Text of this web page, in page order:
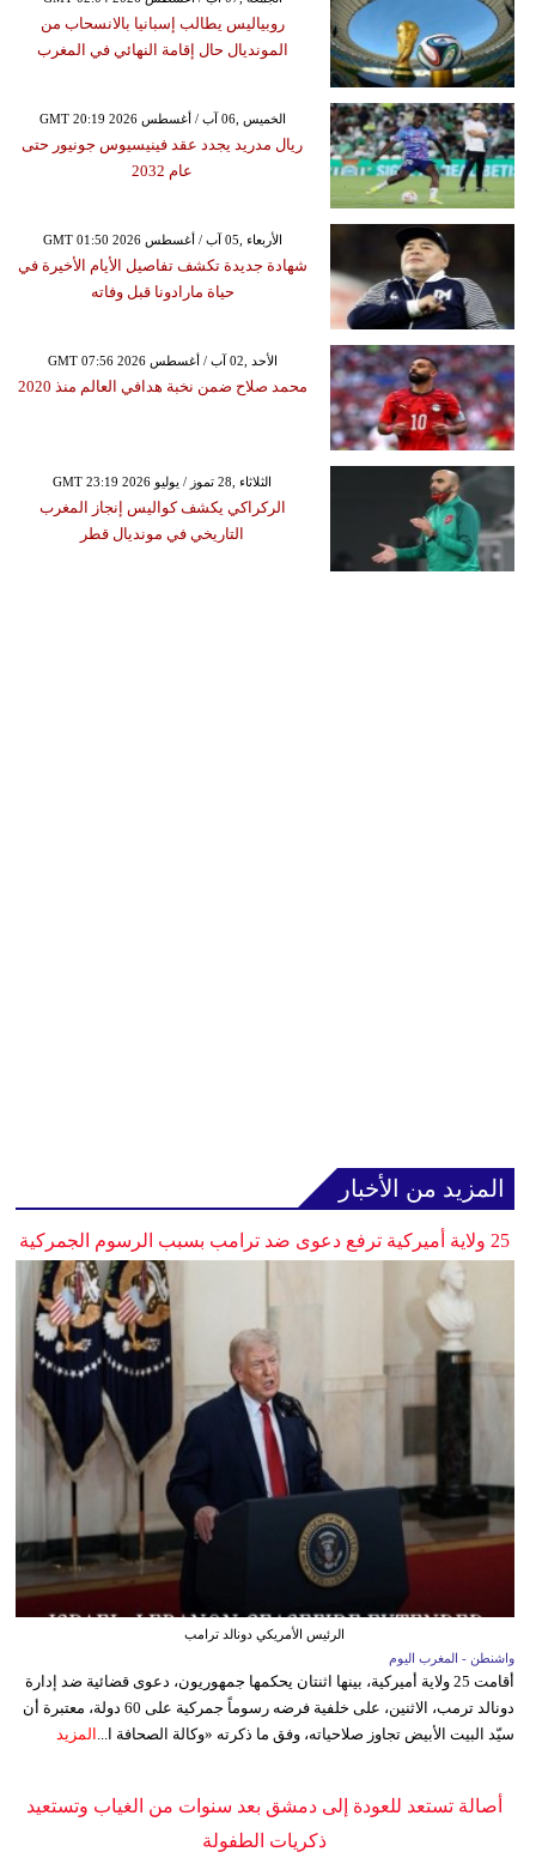
روبياليس يطالب إسبانيا بالانسحاب من
المونديال حال إقامة النهائي في المغرب
GMT 20:19 2026 الخميس ,06 آب / أغسطس
ريال مدريد يجدد عقد فينيسيوس جونيور حتى
عام 2032
GMT 01:50 2026 الأربعاء ,05 آب / أغسطس
شهادة جديدة تكشف تفاصيل الأيام الأخيرة في
حياة مارادونا قبل وفاته
GMT 07:56 2026 الأحد ,02 آب / أغسطس
محمد صلاح ضمن نخبة هدافي العالم منذ 2020
GMT 23:19 2026 الثلاثاء ,28 تموز / يوليو
الركراكي يكشف كواليس إنجاز المغرب
التاريخي في مونديال قطر
المزيد من الأخبار
25 ولاية أميركية ترفع دعوى ضد ترامب بسبب الرسوم الجمركية
الرئيس الأمريكي دونالد ترامب
واشنطن - المغرب اليوم
أقامت 25 ولاية أميركية، بينها اثنتان يحكمها جمهوريون، دعوى قضائية ضد إدارة
دونالد ترمب، الاثنين، على خلفية فرضه رسوماً جمركية على 60 دولة، معتبرة أن
سيّد البيت الأبيض تجاوز صلاحياته، وفق ما ذكرته «وكالة الصحافة ا... المزيد
أصالة تستعد للعودة إلى دمشق بعد سنوات من الغياب وتستعيد
ذكريات الطفولة